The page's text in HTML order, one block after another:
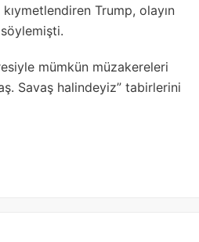
Trump, olayın
mümkün müzakereleri
Savaş halindeyiz” tabirlerini